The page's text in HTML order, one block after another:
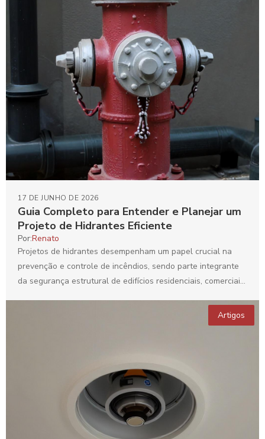
Guia Completo para Entender e Planejar um
Projeto de Hidrantes Eficiente
17 DE JUNHO DE 2026
Por:Renato
Projetos de hidrantes desempenham um papel crucial na
prevenção e controle de incêndios, sendo parte integrante
da segurança estrutural de edifícios residenciais, comerciais
Artigos